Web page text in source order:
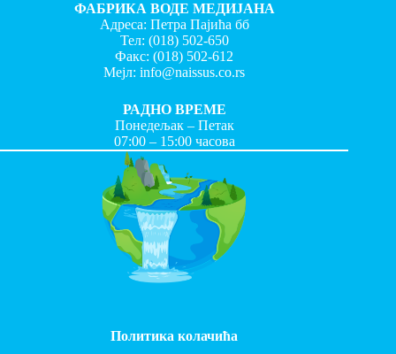
ФАБРИКА ВОДЕ МЕДИЈАНА
Адреса: Петра Пајића бб
Тел: (018) 502-650
Факс:(018) 502-612
Мејл:info@naissus.co.rs
РАДНО ВРЕМЕ
Понедељак – Петак
07:00 – 15:00 часова
Политика колачића